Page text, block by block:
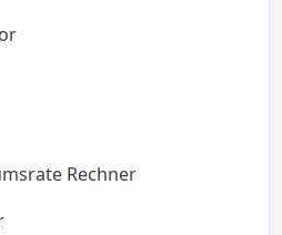
Rechner